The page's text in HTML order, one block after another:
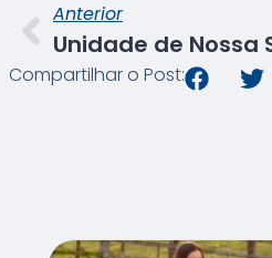
Anterior
Compartilhar o Post: